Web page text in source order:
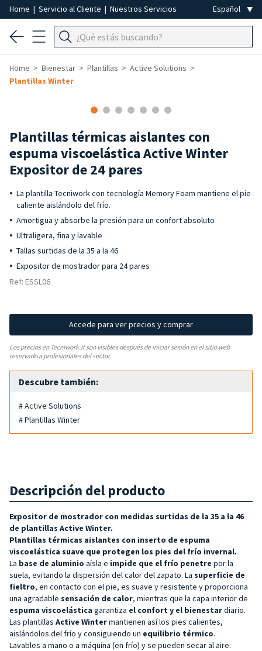
Home | Servicio al Cliente | Nuestros Servicios
Home Bienestar Plantillas
Active Solutions
Plantillas Winter
Plantillas térmicas aislantes con
espuma viscoelástica Active Winter
Expositor de 24 pares
La plantilla Tecniwork con tecnología Memory Foam mantiene el pie
caliente aislándolo del frío.
Amortigua y absorbe la presión para un confort absoluto
Ultraligera, fina y lavable
Tallas surtidas de la 35 a la 46
Expositor de mostrador para 24 pares
Ref: ESSL06
Accede para ver precios y comprar
Los precios en Tecniwork.it son visibles después de iniciar sesión en el sitio web
reservado a profesionales del sector.
Descubre también:
# Active Solutions
# Plantillas Winter
Descripción del producto
Expositor de mostrador con medidas surtidas de la 35 a la 46
de plantillas Active Winter.
Plantillas térmicas aislantes con inserto de espuma
viscoelástica suave que protegen los pies del frío invernal.
La base de aluminio aísla e impide que el frío penetre por la
suela, evitando la dispersión del calor del zapato. La superficie de
fieltro, en contacto con el pie, es suave y resistente y proporciona
una agradable sensación de calor, mientras que la capa interior de
espuma viscoelástica garantiza el confort y el bienestardiario.
Las plantillas Active Wintermantienen así los pies calientes,
aislándolos del frío y consiguiendo un equilibrio térmico.
Lavables a mano o a máquina (en frío) y se pueden secar al aire.